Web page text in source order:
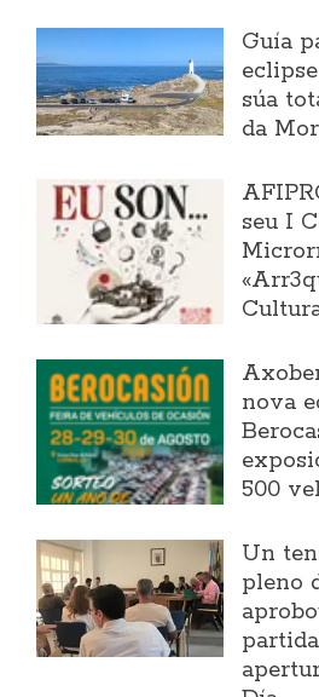
Guía
súa
da
seu I
nova
500
Un
pleno